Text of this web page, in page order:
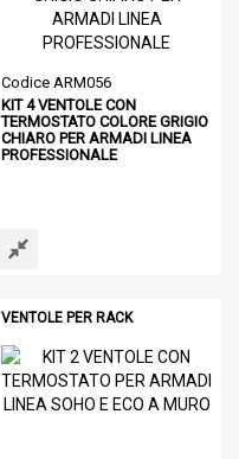
Codice ARM056
KIT 4 VENTOLE CON
TERMOSTATO COLORE GRIGIO
CHIARO PER ARMADI LINEA
PROFESSIONALE
VENTOLE PER RACK